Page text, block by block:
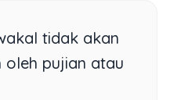
tidak akan
oleh pujian atau